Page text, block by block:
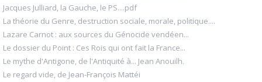
Jacques Julliard, la Gauche, le PS....pdf
La théorie du Genre, destruction sociale, morale, politique....
Lazare Carnot : aux sources du Génocide vendéen...
Le dossier du Point : Ces Rois qui ont fait la France...
Le mythe d'Antigone, de l'Antiquité à... Jean Anouilh.
Le regard vide, de Jean-François Mattéi